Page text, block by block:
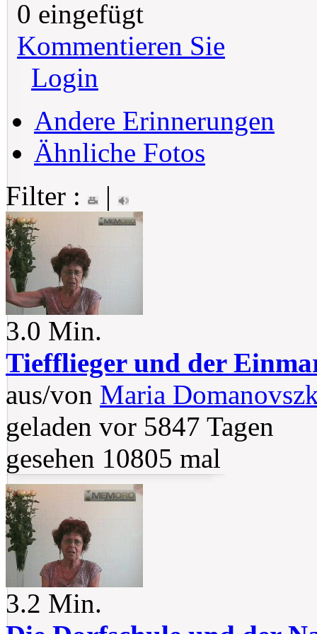
0 eingefügt
Kommentieren Sie
Login
Andere Erinnerungen
Ähnliche Fotos
Filter :
|
3.0 Min.
Tiefflieger und der
aus/von Maria
geladen vor 5847 Tagen
gesehen 10805 mal
3.2 Min.